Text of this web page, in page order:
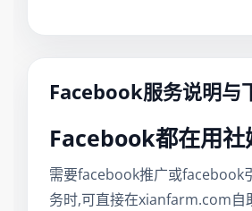
Facebook服务说明与
Facebook都在用社
需要facebook推广或facebook
务时,可直接在xianfarm.com自